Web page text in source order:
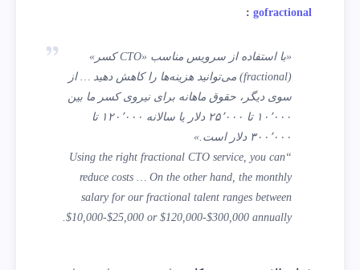
gofractional
:
«با استفاده از سرویس مناسب «CTO کسر»
(fractional) می‌توانید هزینه‌ها را کاهش دهید … از
سوی دیگر، حقوق ماهانه برای نیروی کسر ما بین
۱۰٬۰۰۰ تا ۲۵٬۰۰۰ دلار یا سالانه ۱۲۰٬۰۰۰ تا
۳۰۰٬۰۰۰ دلار است.»
“Using the right fractional CTO service, you can
reduce costs … On the other hand, the monthly
salary for our fractional talent ranges between
$10,000-$25,000 or $120,000-$300,000 annually.